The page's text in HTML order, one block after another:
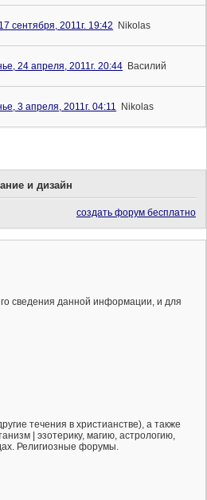
сентября, 2011г. 19:42 Nikolas
24 апреля, 2011г. 20:44 Василий
3 апреля, 2011г. 04:11 Nikolas
и дизайн
создать форум бесплатно
сведения данной информации, и для
течения в христианстве), а также
| эзотерику, магию, астрологию,
Религиозные форумы.